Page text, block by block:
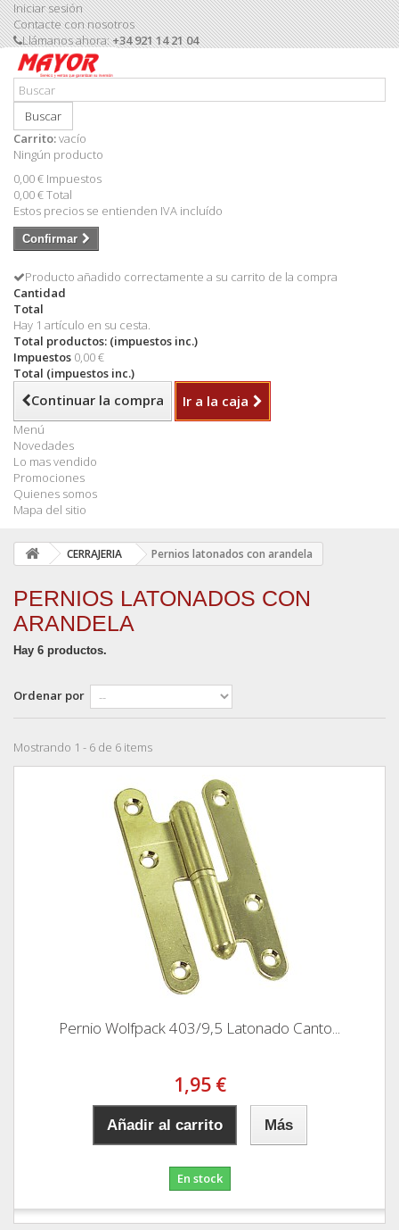
Iniciar sesión
Contacte con nosotros
Llámanos ahora:+34 921 14 21 04
Buscar
Carrito:vacío
Ningún producto
0,00 € Impuestos
0,00 €Total
Estos precios se entienden IVA incluído
Confirmar
Producto añadido correctamente a su carrito de la compra
Cantidad
Total
Hay 1 artículo en su cesta.
Total productos: (impuestos inc.)
Impuestos 0,00 €
Total (impuestos inc.)
Continuar la compra Ir a la caja
Menú
Novedades
Lo mas vendido
Promociones
Quienes somos
Mapa del sitio
CERRAJERIA Pernios latonados con arandela
PERNIOS LATONADOS CON
ARANDELA
Hay 6 productos.
Ordenar por
Mostrando 1 - 6 de 6 items
Pernio Wolfpack 403/9,5 Latonado Canto...
1,95 €
Añadir al carrito Más
En stock